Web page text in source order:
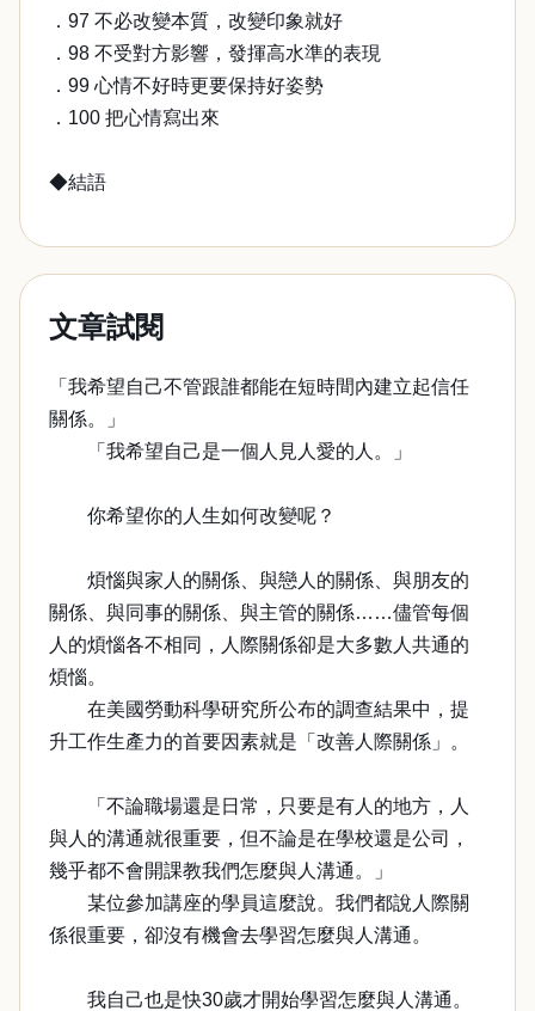
．97 不必改變本質，改變印象就好
．98 不受對方影響，發揮高水準的表現
．99 心情不好時更要保持好姿勢
．100 把心情寫出來
◆結語
文章試閱
「我希望自己不管跟誰都能在短時間內建立起信任
關係。」
「我希望自己是一個人見人愛的人。」
你希望你的人生如何改變呢？
煩惱與家人的關係、與戀人的關係、與朋友的
關係、與同事的關係、與主管的關係……儘管每個
人的煩惱各不相同，人際關係卻是大多數人共通的
煩惱。
在美國勞動科學研究所公布的調查結果中，提
升工作生產力的首要因素就是「改善人際關係」。
「不論職場還是日常，只要是有人的地方，人
與人的溝通就很重要，但不論是在學校還是公司，
幾乎都不會開課教我們怎麼與人溝通。」
某位參加講座的學員這麼說。我們都說人際關
係很重要，卻沒有機會去學習怎麼與人溝通。
我自己也是快30歲才開始學習怎麼與人溝通。